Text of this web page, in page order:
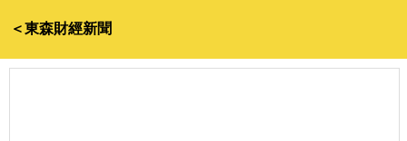
＜東森財經新聞